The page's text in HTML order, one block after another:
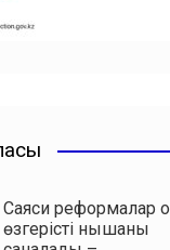
Саяси реформалар оң
өзгерістің нышаны